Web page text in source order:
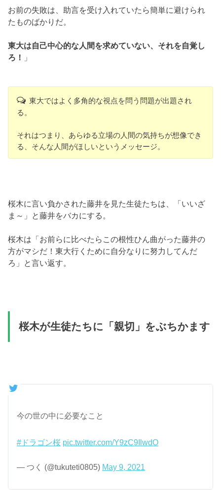
お前の失敗は、助言を受け入れていたら簡単に避けられ
たものばかりだ。
東大は自己中心的な人間を求めていない、それを自覚し
ろ！
」
東大ではよく多角的な視点を問う問題が出題され
る。
それはつまり、あらゆる立場の人間の気持ちが想像でき
る、そんな人間がほしいというメッセージ。
桜木に言い負かされた藤井を見た生徒たちは、「いいざ
ま～」と藤井をバカにする。
桜木は「お前らに比べたらこの根性ひん曲がった藤井の
方がマシだ！東大行くために自分なりに努力してんだ
ろ」と言い返す。
桜木が生徒たちに「親切」をぶちかます
今の世の中に必要なこと
#ドラゴン桜 pic.twitter.com/Y9zC9IlwdO
— つく (@tukuteti0805) May 9, 2021